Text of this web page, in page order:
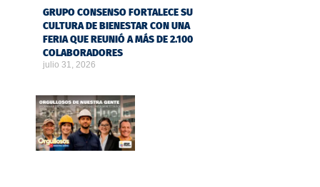
GRUPO CONSENSO FORTALECE SU
CULTURA DE BIENESTAR CON UNA
FERIA QUE REUNIÓ A MÁS DE 2.100
COLABORADORES
julio 31, 2026